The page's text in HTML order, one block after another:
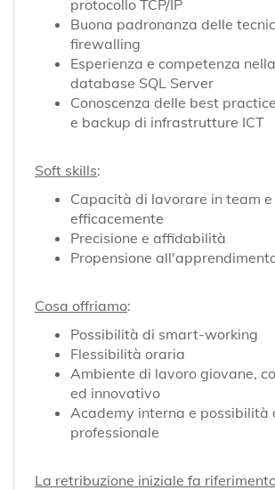
protocollo TCP/IP
Buona padronanza delle
firewalling
Esperienza e competenza
database SQL Server
Conoscenza delle best
e backup di infrastrutture ICT
Soft skills:
Capacità di lavorare in team e
efficacemente
Precisione e affidabilità
Propensione
Cosa offriamo:
Possibilità di smart-working
Flessibilità oraria
Ambiente di lavoro giovane,
ed innovativo
Academy interna e possibilità
professionale
La retribuzione iniziale fa